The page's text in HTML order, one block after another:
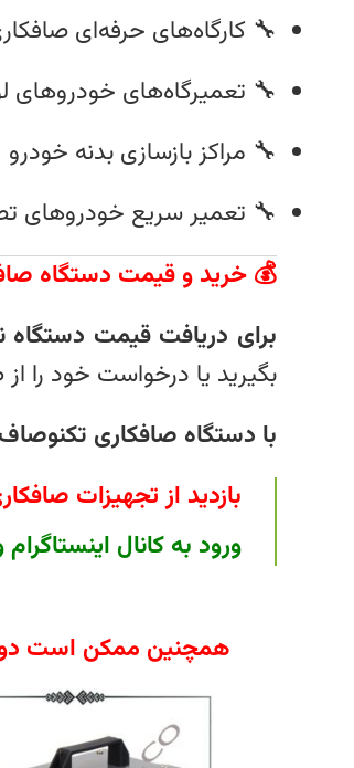
🔧 کارگاه‌های حرفه‌ای
🔧 تعمیرگاه‌های خودروهای
🔧 مراکز بازسازی بدنه خودرو
🔧 تعمیر سریع خودروهای
💰 خرید و قیمت دستگاه
برای دریافت قیمت دستگاه
بگیرید یا درخواست خود را
با دستگاه صافکاری
بازدید از تجهیزات
ورود به کانال
همچنین ممکن است